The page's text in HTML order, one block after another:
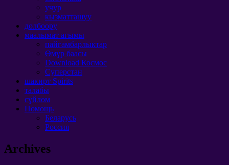
учур
кызматташуу
долбоору
маалымат агымы
пайгамбарлыктар
Өмүр баасы
Download Космос
Суперстан
шакирт Spirits
талабы
сүйлөм
Помощь
Беларусь
Россия
Archives